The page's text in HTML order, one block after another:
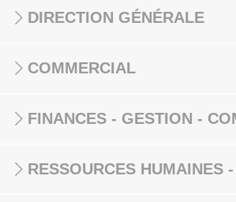
DIRECTION GÉNÉRALE
COMMERCIAL
FINANCES - GESTION -
RESSOURCES HUMAINES